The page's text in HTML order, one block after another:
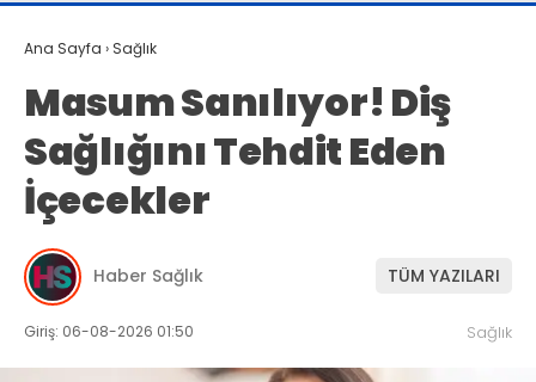
Ana Sayfa › Sağlık
Masum Sanılıyor! Diş
Sağlığını Tehdit Eden
İçecekler
Haber Sağlık TÜM YAZILARI
Giriş: 06-08-2026 01:50 Sağlık